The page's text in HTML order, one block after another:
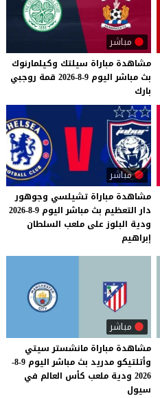
مباشر
مشاهدة مباراة سيلتك وكيلمارنوك
بث مباشر اليوم 9-8-2026 قمة روجبي
بارك
مباشر
مشاهدة مباراة تشيلسي وجوهور
دار التعظيم بث مباشر اليوم 9-8-2026
ودية البلوز على ملعب السلطان
إبراهيم
مباشر
مشاهدة مباراة مانشستر سيتي
وأتلتيكو مدريد بث مباشر اليوم 9-8-
2026 ودية ملعب كأس العالم في
سيول